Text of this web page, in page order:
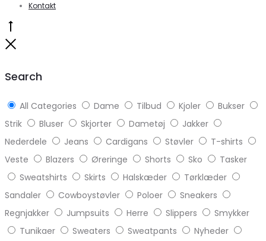
Kontakt
Search
All Categories Dame Tilbud Kjoler
Bukser
Strik
Bluser Skjorter Dametøj
Jakker
Nederdele
Jeans Cardigans Støvler
T-shirts
Veste
Blazers Øreringe Shorts Sko
Tasker
Sweatshirts
Skirts Halskæder
Tørklæder
Sandaler
Cowboystøvler Poloer
Sneakers
Regnjakker
Jumpsuits Herre Slippers
Smykker
Tunikaer
Sweaters Sweatpants
Nyheder